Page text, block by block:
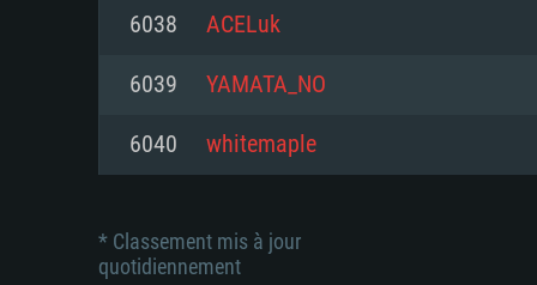
Disque dur: 23.1 Go (client
Disque dur: 62,2 Go (client
Connection: Connexion
Disque dur: 62,2 Go (client
6038 ACELuk
6039 YAMATA_NO
6040 whitemaple
* Classement mis à jour
quotidiennement